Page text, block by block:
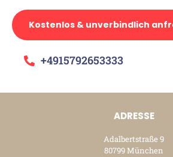
Kostenlos & unverbindlich
+4915792653333
ADRESSE
Adalbertstraße 9
80799 München